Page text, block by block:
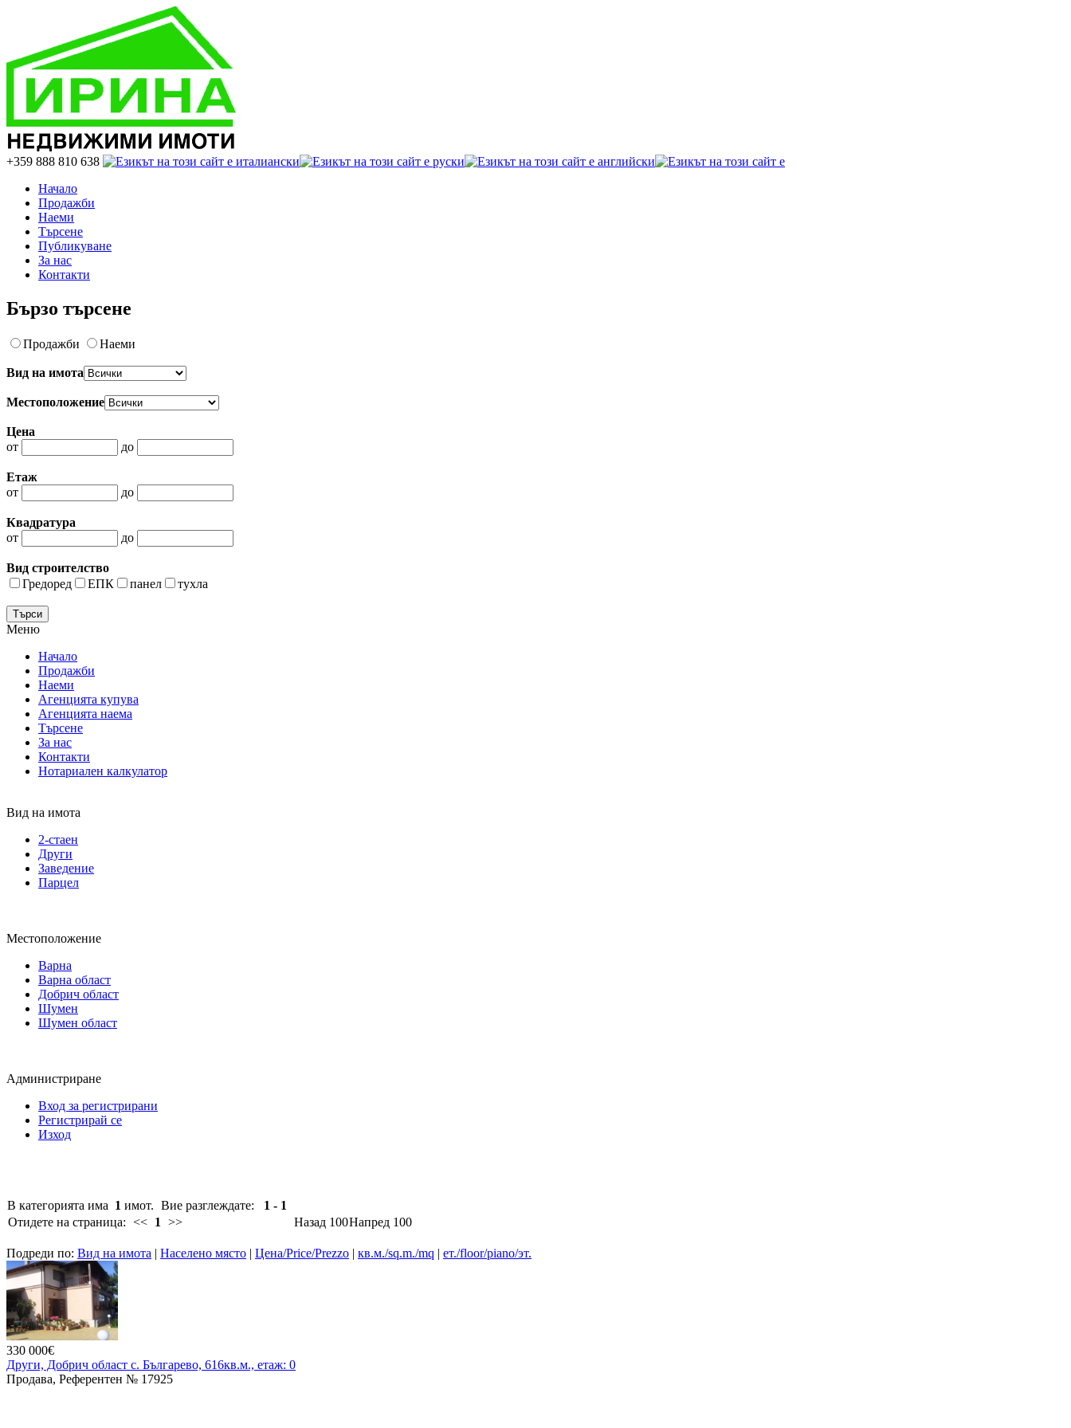
+359 888 810 638
Начало
Продажби
Наеми
Търсене
Публикуване
За нас
Контакти
Бързо търсене
Продажби Наеми
Вид на имота
Местоположение
Цена
от
до
Етаж
от
до
Квадратура
от
до
Вид строителство
Гредоред
ЕПК панел тухла
Меню
Начало
Продажби
Наеми
Агенцията купува
Агенцията наема
Търсене
За нас
Контакти
Нотариален калкулатор
Вид на имота
2-стаен
Други
Заведение
Парцел
Местоположение
Варна
Варна област
Добрич област
Шумен
Шумен област
Администриране
Вход за регистрирани
Регистрирай се
Изход
В категорията има 1 имот. Вие разглеждате:
1 - 1
Отидете на страница: << 1 >> Назад 100Напред 100
Подреди по: Вид на имота | Населено място | Цена/Price/Prezzo | кв.м./sq.m./mq | ет./floor/piano/эт.
330 000€
Други, Добрич област с. Българево, 616кв.м., етаж: 0
Продава, Референтен № 17925